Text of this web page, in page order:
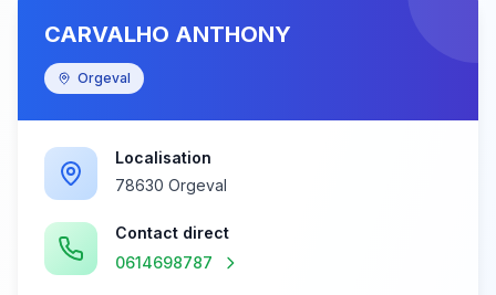
CARVALHO ANTHONY
Orgeval
Localisation
78630 Orgeval
Contact direct
0614698787